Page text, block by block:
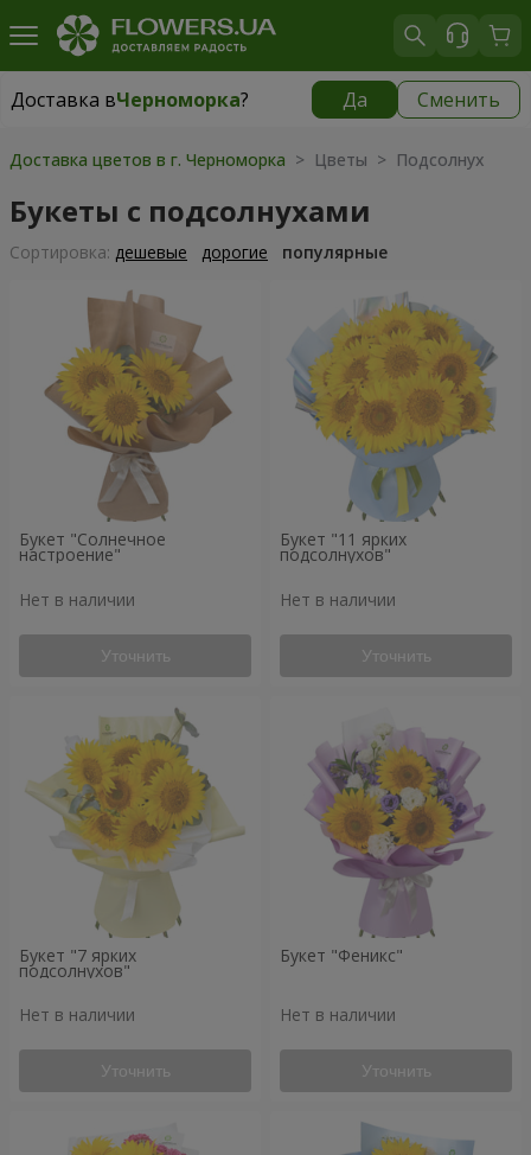
Доставка вЧерноморка? Да Сменить
Доставка вЧерноморка|
Доставка цветов в г. Черноморка > Цветы > Подсолнух
Букеты с подсолнухами
Cортировка: дешевые дорогие популярные
Букет "Солнечное
настроение"
Нет в наличии
Уточнить
Букет "11 ярких
подсолнухов"
Нет в наличии
Уточнить
Букет "7 ярких
подсолнухов"
Нет в наличии
Уточнить
Букет "Феникс"
Нет в наличии
Уточнить